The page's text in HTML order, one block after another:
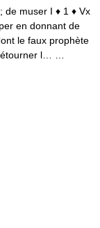
muser I ♦ 1 ♦ Vx
en donnant de
le faux prophète
l… …